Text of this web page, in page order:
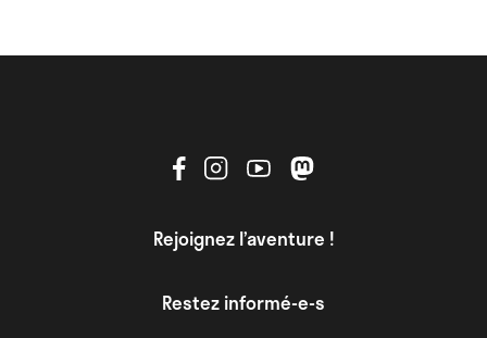
Rejoignez l’aventure !
Restez informé-e-s